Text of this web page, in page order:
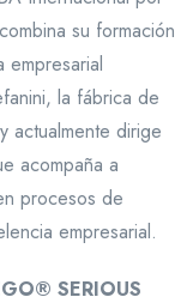
su formación
empresarial
la fábrica de
actualmente dirige
acompaña a
procesos de
empresarial.
SERIOUS